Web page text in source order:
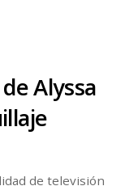
Alyssa
de televisión